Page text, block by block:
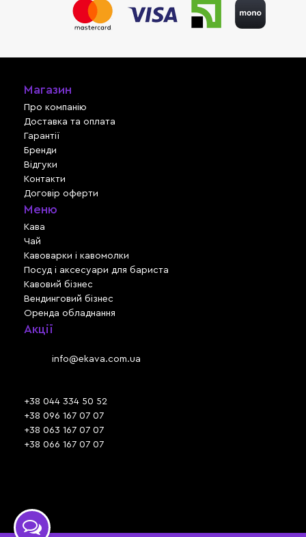
Магазин
Про компанію
Доставка та оплата
Гарантії
Бренди
Відгуки
Контакти
Договір оферти
Меню
Кава
Чай
Кавоварки і кавомолки
Посуд і аксесуари для бариста
Кавовий бізнес
Вендинговий бізнес
Оренда обладнання
Акції
info@ekava.com.ua
+38 044 334 50 52
+38 096 167 07 07
+38 063 167 07 07
+38 066 167 07 07